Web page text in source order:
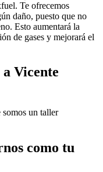
Te ofrecemos
daño, puesto que no
Esto aumentará la
de gases y mejorará el
a Vicente
un taller
como tu